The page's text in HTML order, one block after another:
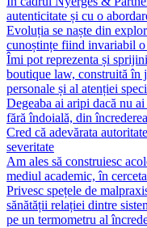
autenticitate și cu o
Evoluția se naște din
cunoștințe fiind invariabil
Îmi pot reprezenta și
boutique law, construită
personale și al atenției
Degeaba ai aripi dacă nu
fără îndoială, din
Cred că adevărata
severitate
Am ales să construiesc
mediul academic, în
Privesc spețele de
sănătății relației dintre
pe un termometru al